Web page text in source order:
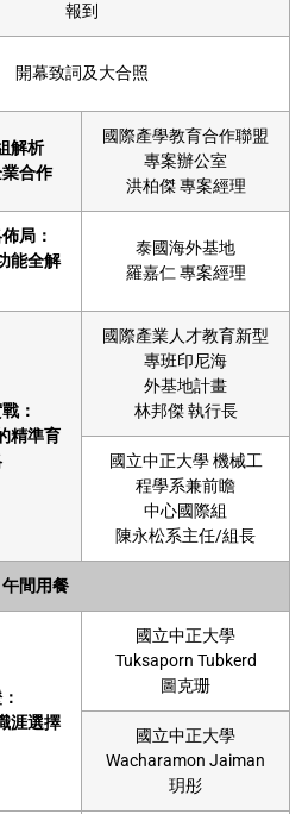
報到
開幕致詞及大合照
解析
合作
國際產學教育合作聯盟
專案辦公室
洪柏傑 專案經理
局：
能全解
泰國海外基地
羅嘉仁 專案經理
：
精準育
國際產業人才教育新型
專班印尼海
外基地計畫
林邦傑 執行長
國立中正大學 機械工
程學系兼前瞻
中心國際組
陳永松系主任/組長
午間用餐
涯選擇
國立中正大學
Tuksaporn Tubkerd
圖克珊
國立中正大學
Wacharamon Jaiman
玥彤